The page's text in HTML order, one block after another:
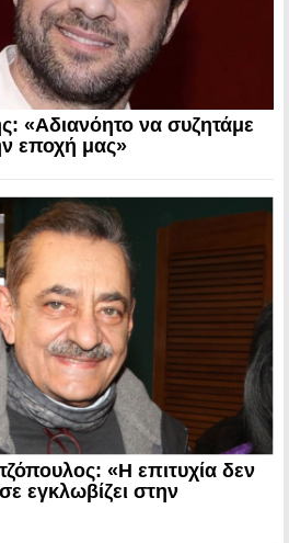
«Αδιανόητο να συζητάμε
εποχή μας»
«Η επιτυχία δεν
εγκλωβίζει στην